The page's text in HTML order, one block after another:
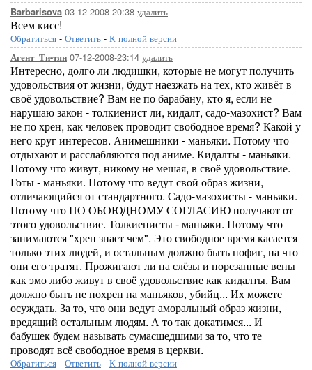
Barbarisova 03-12-2008-20:38 удалить
Всем кисс!
Обратиться - Ответить - К полной версии
Агент_Ти-тян 07-12-2008-23:14 удалить
Интересно, долго ли людишки, которые не могут получить
удовольствия от жизни, будут наезжать на тех, кто живёт в
своё удовольствие? Вам не по барабану, кто я, если не
нарушаю закон - толкиенист ли, кидалт, садо-мазохист? Вам
не по хрен, как человек проводит свободное время? Какой у
него круг интересов. Анимешники - маньяки. Потому что
отдыхают и расслабляются под аниме. Кидалты - маньяки.
Потому что живут, никому не мешая, в своё удовольствие.
Готы - маньяки. Потому что ведут свой образ жизни,
отличающийся от стандартного. Садо-мазохисты - маньяки.
Потому что ПО ОБОЮДНОМУ СОГЛАСИЮ получают от
этого удовольствие. Толкиенисты - маньяки. Потому что
занимаются "хрен знает чем". Это свободное время касается
только этих людей, и остальным должно быть пофиг, на что
они его тратят. Прожигают ли на слёзы и порезанные вены
как эмо либо живут в своё удовольствие как кидалты. Вам
должно быть не похрен на маньяков, убийц... Их можете
осуждать. За то, что они ведут аморальный образ жизни,
вредящий остальным людям. А то так докатимся... И
бабушек будем называть сумасшедшими за то, что те
проводят всё свободное время в церкви.
Обратиться - Ответить - К полной версии